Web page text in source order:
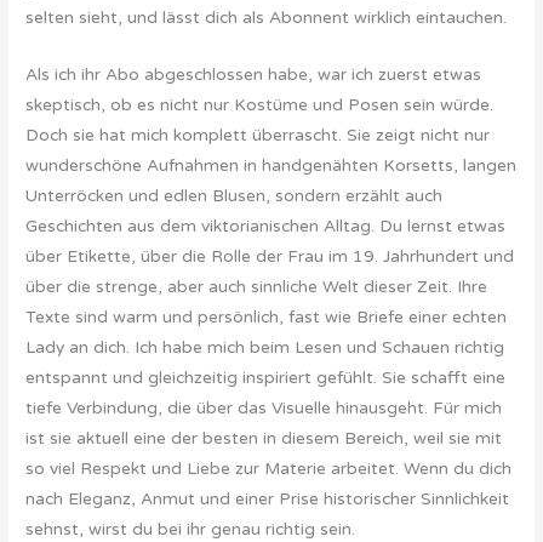
selten sieht, und lässt dich als Abonnent wirklich eintauchen.
Als ich ihr Abo abgeschlossen habe, war ich zuerst etwas
skeptisch, ob es nicht nur Kostüme und Posen sein würde.
Doch sie hat mich komplett überrascht. Sie zeigt nicht nur
wunderschöne Aufnahmen in handgenähten Korsetts, langen
Unterröcken und edlen Blusen, sondern erzählt auch
Geschichten aus dem viktorianischen Alltag. Du lernst etwas
über Etikette, über die Rolle der Frau im 19. Jahrhundert und
über die strenge, aber auch sinnliche Welt dieser Zeit. Ihre
Texte sind warm und persönlich, fast wie Briefe einer echten
Lady an dich. Ich habe mich beim Lesen und Schauen richtig
entspannt und gleichzeitig inspiriert gefühlt. Sie schafft eine
tiefe Verbindung, die über das Visuelle hinausgeht. Für mich
ist sie aktuell eine der besten in diesem Bereich, weil sie mit
so viel Respekt und Liebe zur Materie arbeitet. Wenn du dich
nach Eleganz, Anmut und einer Prise historischer Sinnlichkeit
sehnst, wirst du bei ihr genau richtig sein.